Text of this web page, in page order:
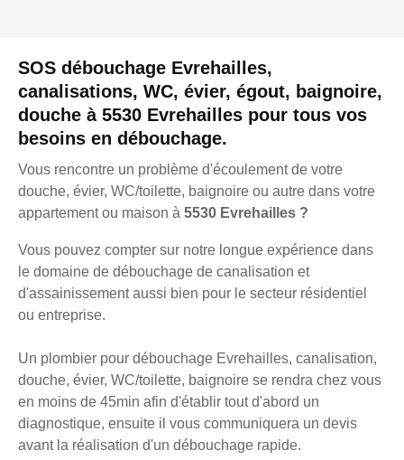
SOS débouchage Evrehailles,
canalisations, WC, évier, égout, baignoire,
douche à 5530 Evrehailles pour tous vos
besoins en débouchage.
Vous rencontre un problème d'écoulement de votre
douche, évier, WC/toilette, baignoire ou autre dans votre
appartement ou maison à 5530 Evrehailles ?
Vous pouvez compter sur notre longue expérience dans
le domaine de débouchage de canalisation et
d'assainissement aussi bien pour le secteur résidentiel
ou entreprise.
Un plombier pour débouchage Evrehailles, canalisation,
douche, évier, WC/toilette, baignoire se rendra chez vous
en moins de 45min afin d'établir tout d'abord un
diagnostique, ensuite il vous communiquera un devis
avant la réalisation d'un débouchage rapide.